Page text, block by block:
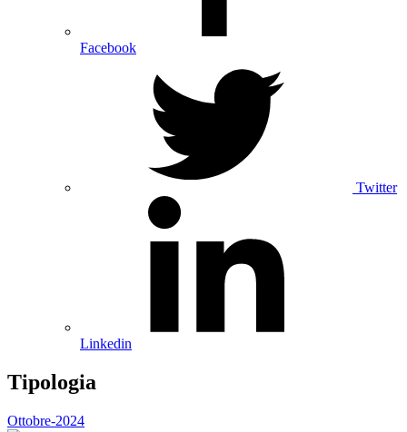
Facebook
Twitter
Linkedin
Tipologia
Ottobre-2024